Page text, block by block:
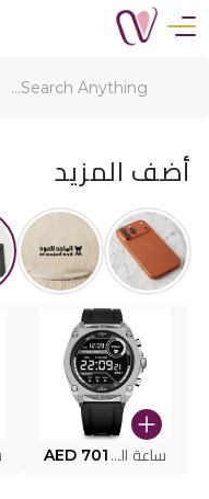
أضف المزيد
ساعة البوليس الذكية MY.AVATAR PEIUN0000101 AED 701